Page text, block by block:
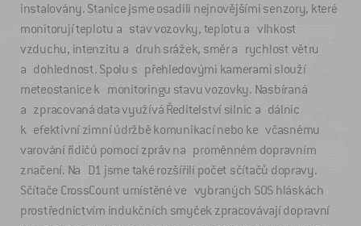
instalovány. Stanice jsme osadili nejnovějšími senzory, které
monitorují teplotu a stav vozovky, teplotu a vlhkost
vzduchu, intenzitu a druh srážek, směr a rychlost větru
a dohlednost. Spolu s přehledovými kamerami slouží
meteostanice k monitoringu stavu vozovky. Nasbíraná
a zpracovaná data využívá Ředitelství silnic a dálnic
k efektivní zimní údržbě komunikací nebo ke včasnému
varování řidičů pomocí zpráv na proměnném dopravním
značení. Na D1 jsme také rozšířili počet sčítačů dopravy.
Sčítače CrossCount umístěné ve vybraných SOS hláskách
prostřednictvím indukčních smyček zpracovávají dopravní